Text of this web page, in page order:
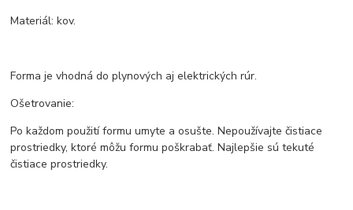
Materiál: kov.
Forma je vhodná do plynových aj elektrických rúr.
Ošetrovanie:
Po každom použití formu umyte a osušte. Nepoužívajte čistiace
prostriedky, ktoré môžu formu poškrabať. Najlepšie sú tekuté
čistiace prostriedky.